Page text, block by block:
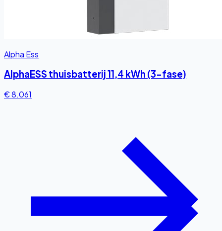
Alpha Ess
AlphaESS thuisbatterij 11,4 kWh (3-fase)
€ 8.061